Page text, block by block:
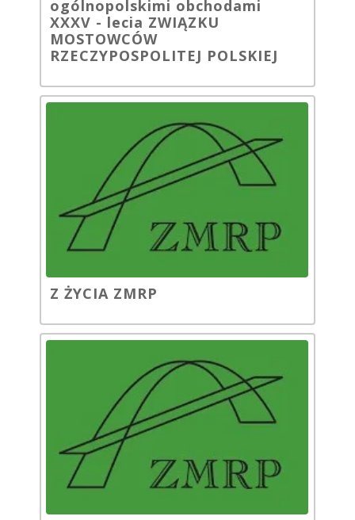
ogólnopolskimi obchodami
XXXV - lecia ZWIĄZKU
MOSTOWCÓW
RZECZYPOSPOLITEJ POLSKIEJ
Z ŻYCIA ZMRP